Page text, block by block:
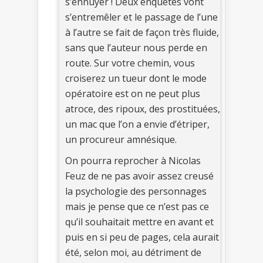
s’entremêler et le passage de l’une
à l’autre se fait de façon très fluide,
sans que l’auteur nous perde en
route. Sur votre chemin, vous
croiserez un tueur dont le mode
opératoire est on ne peut plus
atroce, des ripoux, des prostituées,
un mac que l’on a envie d’étriper,
un procureur amnésique.
On pourra reprocher à Nicolas
Feuz de ne pas avoir assez creusé
la psychologie des personnages
mais je pense que ce n’est pas ce
qu’il souhaitait mettre en avant et
puis en si peu de pages, cela aurait
été, selon moi, au détriment de